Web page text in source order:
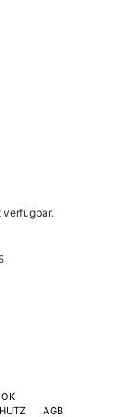
AGB